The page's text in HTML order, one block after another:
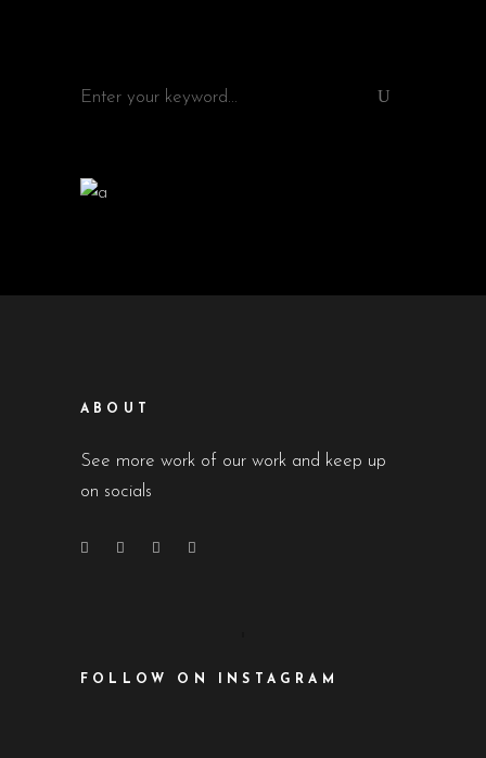
for:
ABOUT
See more work of our work and keep up
on socials
FOLLOW ON INSTAGRAM